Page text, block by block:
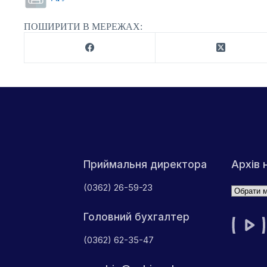
ПОШИРИТИ В МЕРЕЖАХ:
Приймальня директора
(0362) 26-59-23
Головний бухгалтер
(0362) 62-35-47
Архів
Архіви